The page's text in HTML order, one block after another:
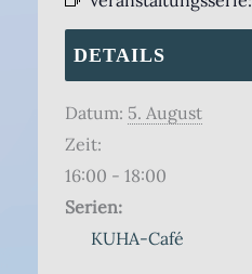
DETAILS
Datum: 5. August
Zeit:
16:00 - 18:00
Serien:
KUHA-Café